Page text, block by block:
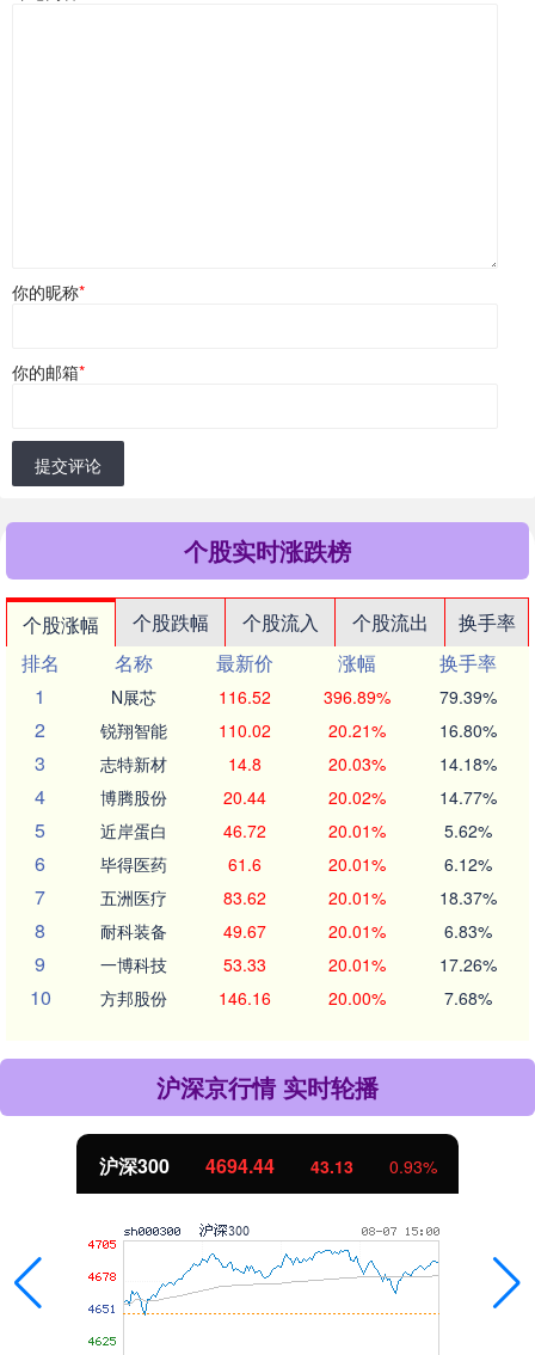
你的昵称*
你的邮箱*
提交评论
个股实时涨跌榜
个股涨幅 个股跌幅 个股流入 个股流出
换手率
排名
名称 最新价 涨幅
换手率
1
N展芯 116.52 396.89% 79.39%
2 锐翔智能 110.02 20.21% 16.80%
3 志特新材 14.8 20.03% 14.18%
4 博腾股份 20.44 20.02% 14.77%
5 近岸蛋白 46.72 20.01% 5.62%
6 毕得医药 61.6 20.01% 6.12%
7 五洲医疗 83.62 20.01% 18.37%
8 耐科装备 49.67 20.01% 6.83%
9 一博科技 53.33 20.01% 17.26%
10 方邦股份 146.16 20.00% 7.68%
沪深京行情 实时轮播
北证50 1134.24 11.37 1.01%